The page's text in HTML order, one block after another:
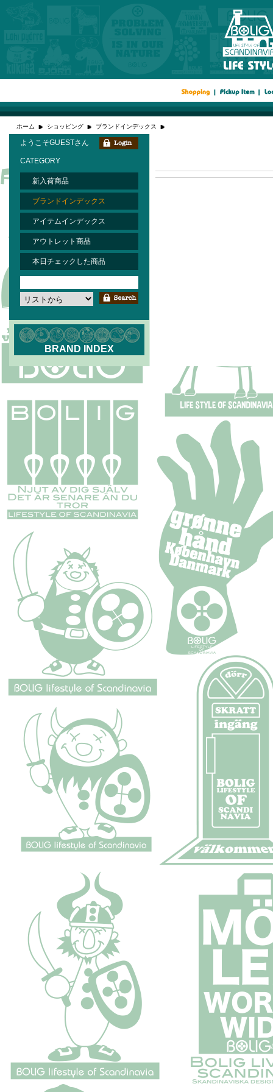
ホーム ショッピング ブランドインデックス
ようこそGUESTさん
CATEGORY
新入荷商品
ブランドインデックス
アイテムインデックス
アウトレット商品
本日チェックした商品
BRAND INDEX